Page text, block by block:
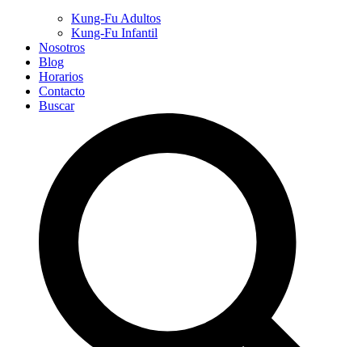
Kung-Fu Adultos
Kung-Fu Infantil
Nosotros
Blog
Horarios
Contacto
Buscar